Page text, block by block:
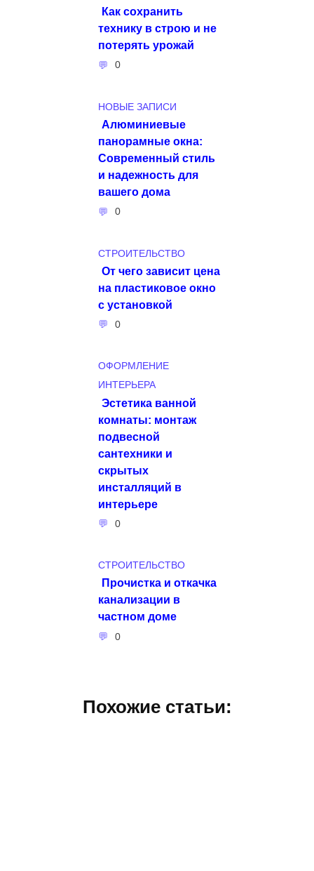
Как сохранить
технику в строю и не
потерять урожай
0
НОВЫЕ ЗАПИСИ
Алюминиевые
панорамные окна:
Современный стиль
и надежность для
вашего дома
0
СТРОИТЕЛЬСТВО
От чего зависит цена
на пластиковое окно
с установкой
0
ОФОРМЛЕНИЕ
ИНТЕРЬЕРА
Эстетика ванной
комнаты: монтаж
подвесной
сантехники и
скрытых
инсталляций в
интерьере
0
СТРОИТЕЛЬСТВО
Прочистка и откачка
канализации в
частном доме
0
Похожие статьи: